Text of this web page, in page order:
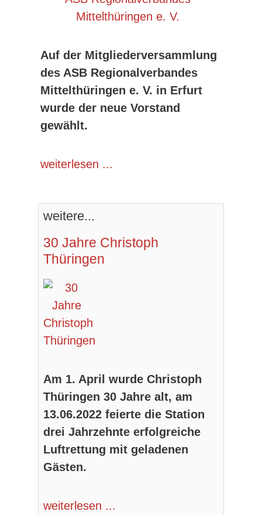
Auf der Mitgliederversammlung
des ASB Regionalverbandes
Mittelthüringen e. V. in Erfurt
wurde der neue Vorstand
gewählt.
weiterlesen ...
weitere...
30 Jahre Christoph
Thüringen
Am 1. April wurde Christoph
Thüringen 30 Jahre alt, am
13.06.2022 feierte die Station
drei Jahrzehnte erfolgreiche
Luftrettung mit geladenen
Gästen.
weiterlesen ...